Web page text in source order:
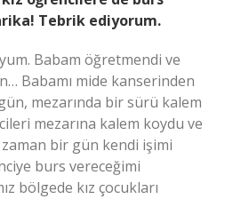
Tebrik ediyorum.
Babam öğretmendi ve
Babamı mide kanserinden
mezarında bir sürü kalem
mezarına kalem koydu ve
bir gün kendi işimi
burs vereceğimi
bölgede kız çocukları